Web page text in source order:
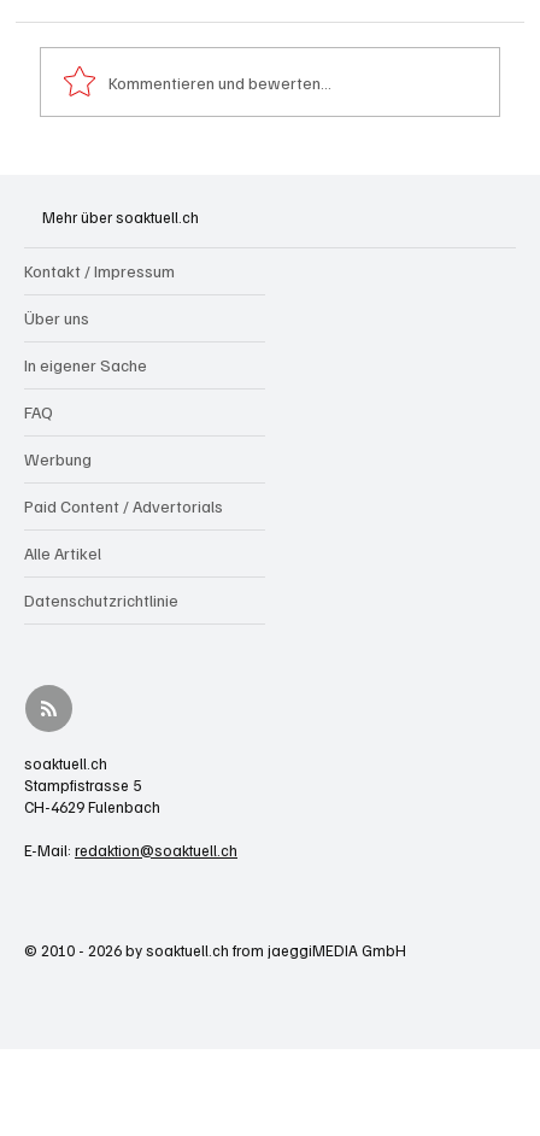
gesucht)
Kommentieren und bewerten...
Mehr über soaktuell.ch
Kontakt / Impressum
Über uns
In eigener Sache
FAQ
Werbung
Paid Content / Advertorials
Alle Artikel
Datenschutzrichtlinie
soaktuell.ch
Stampfistrasse 5
CH-4629 Fulenbach
E-Mail: redaktion@soaktuell.ch
© 2010 - 2026 by soaktuell.ch from jaeggiMEDIA GmbH